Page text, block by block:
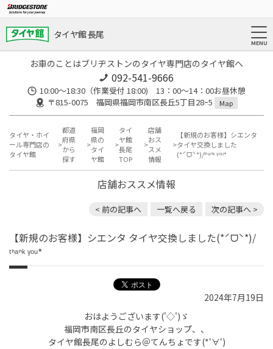
タイヤ館 長尾
お車のことはブリヂストンのタイヤ専門店のタイヤ館へ
092-541-9666
10:00～18:30（作業受付 18:00) 13：00～14：00お昼休憩
〒815-0075 福岡県福岡市南区長丘5丁目28ｰ5
Map
タイヤ・ホイ
ール専門店の
タイヤ館
都道
府県
から
探す
福岡
県の
タイ
ヤ館
タイ
ヤ館
長尾
TOP
店舗
おス
スメ
情報
【新規のお客様】シエンタ
タイヤ交換しました
(*ˊᗜˋ*)/ᵗᑋᵃᐢᵏ ᵞᵒᵘ*
店舗おススメ情報
< 前の記事へ 一覧へ戻る 次の記事へ >
【新規のお客様】シエンタ タイヤ交換しました(*ˊᗜˋ*)/
ᵗᑋᵃᐢᵏ ᵞᵒᵘ*
2024年7月19日
おはようございます('◇')ゞ
福岡市南区長丘のタイヤショップ、、
タイヤ館長尾のよしむら＠てんちょです(*‘∀‘)